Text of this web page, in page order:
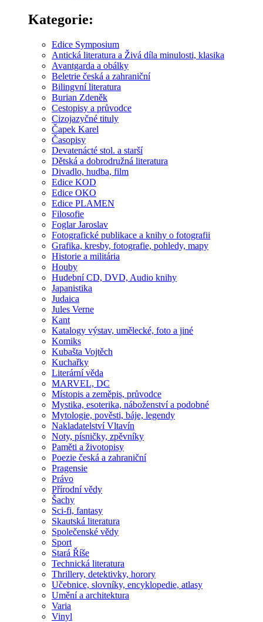
Kategorie:
Edice Symposium
Antická literatura a Živá díla minulosti, klasika
Avantgarda a obálky
Beletrie česká a zahraniční
Bilingvní literatura
Burian Zdeněk
Cestopisy a průvodce
Cizojazyčné tituly
Čapek Karel
Časopisy
Devatenácté stol. a starší
Dětská a dobrodružná literatura
Divadlo, hudba, film
Edice KOD
Edice OKO
Edice PLAMEN
Filosofie
Foglar Jaroslav
Fotografické publikace a knihy o fotografii
Grafika, kresby, fotografie, pohledy, mapy
Historie a militária
Houby
Hudební CD, DVD, Audio knihy
Japanistika
Judaica
Jules Verne
Kant
Katalogy výstav, umělecké, foto a jiné
Komiks
Kubašta Vojtěch
Kuchařky
Literární věda
MARVEL, DC
Místopis a zeměpis, průvodce
Mystika, esoterika, náboženství a podobné
Mytologie, pověsti, báje, legendy
Nakladatelství Vltavín
Noty, písničky, zpěvníky
Paměti a životopisy
Poezie česká a zahraniční
Pragensie
Právo
Přírodní vědy
Šachy
Sci-fi, fantasy
Skautská literatura
Společenské vědy
Sport
Stará Říše
Technická literatura
Thrillery, detektivky, horory
Učebnice, slovníky, encyklopedie, atlasy
Umění a architektura
Varia
Vinyl